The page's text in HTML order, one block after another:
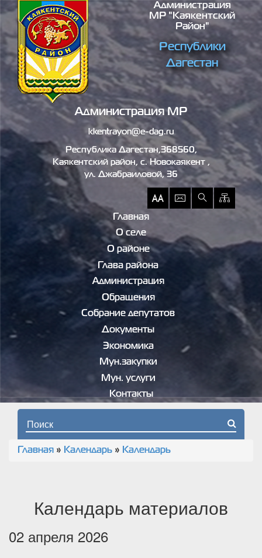
Перейти к основному содержаниюАдминистрация
МР "Каякентский
Район"
Республики
Дагестан
Администрация МР
kkentrayon@e-dag.ru
Республика Дагестан,368560,
Каякентский район, c. Новокаякент ,
ул. Джабраиловой, 36
Главная
О селе
О районе
Глава района
Администрация
Обращения
Собрание депутатов
Документы
Экономика
Мун.закупки
Мун. услуги
Контакты
Форма поиска
Вы здесь
Главная » Календарь » Календарь
Календарь материалов
02 апреля 2026